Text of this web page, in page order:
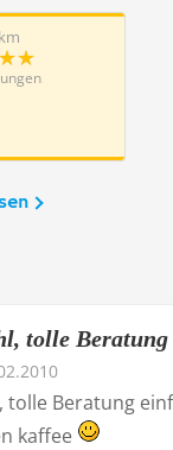
tolle
tolle Beratung
kaffee